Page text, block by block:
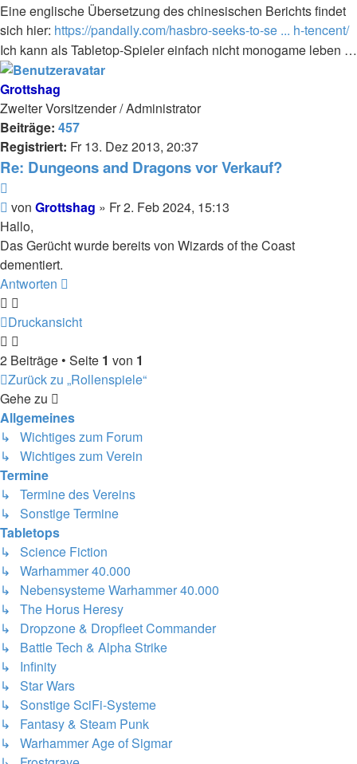
Eine englische Übersetzung des chinesischen Berichts findet
sich hier: https://pandaily.com/hasbro-seeks-to-se ... h-tencent/
Ich kann als Tabletop-Spieler einfach nicht monogame leben …
Grottshag
Zweiter Vorsitzender / Administrator
Beiträge: 457
Registriert: Fr 13. Dez 2013, 20:37
Re: Dungeons and Dragons vor Verkauf?
Beitrag
von Grottshag » Fr 2. Feb 2024, 15:13
Hallo,
Das Gerücht wurde bereits von Wizards of the Coast
dementiert.
Antworten
Druckansicht
2 Beiträge • Seite 1 von 1
Zurück zu „Rollenspiele“
Gehe zu
Allgemeines
↳ Wichtiges zum Forum
↳ Wichtiges zum Verein
Termine
↳ Termine des Vereins
↳ Sonstige Termine
Tabletops
↳ Science Fiction
↳ Warhammer 40.000
↳ Nebensysteme Warhammer 40.000
↳ The Horus Heresy
↳ Dropzone & Dropfleet Commander
↳ Battle Tech & Alpha Strike
↳ Infinity
↳ Star Wars
↳ Sonstige SciFi-Systeme
↳ Fantasy & Steam Punk
↳ Warhammer Age of Sigmar